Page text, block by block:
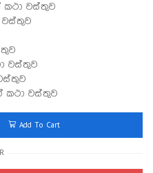
වස්තුව
වස්තුව
වස්තුව
කථා වස්තුව
Add To Cart